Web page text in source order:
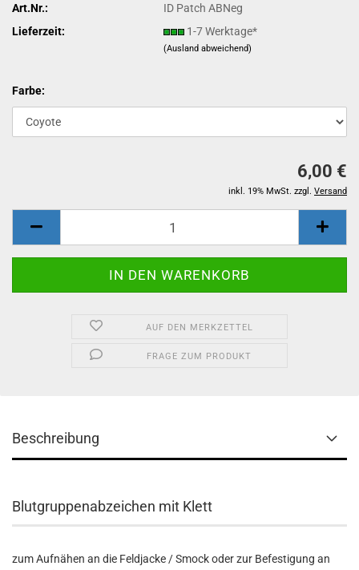
Art.Nr.:
ID Patch ABNeg
Lieferzeit:
1-7 Werktage*
(Ausland abweichend)
Farbe:
6,00 €
inkl. 19% MwSt. zzgl. Versand
AUF DEN MERKZETTEL
FRAGE ZUM PRODUKT
Beschreibung
Blutgruppenabzeichen mit Klett
zum Aufnähen an die Feldjacke / Smock oder zur Befestigung an